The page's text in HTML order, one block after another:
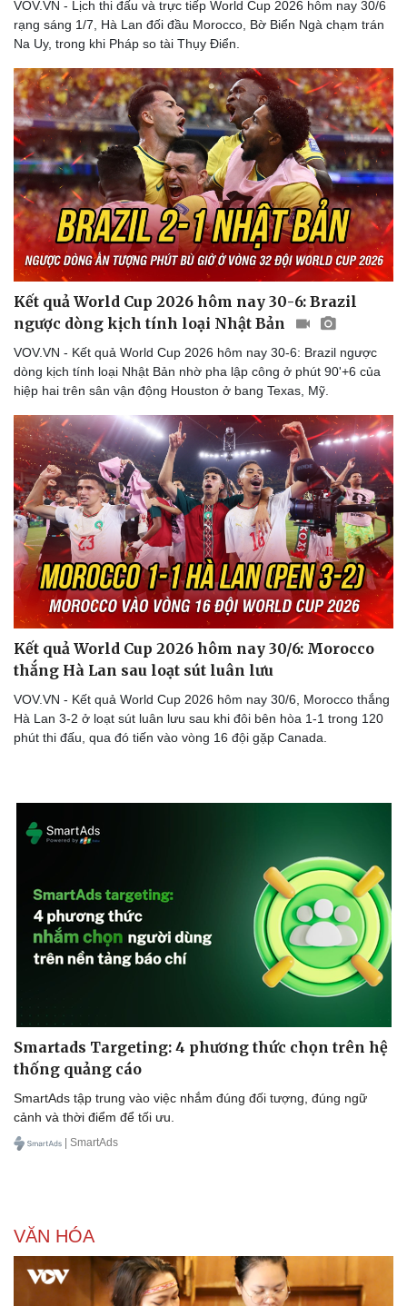
Doanh nghiệp
Thông tin doanh nghiệp
Doanh nghiệp 24h
Doanh nhân
Vì cộng đồng
Công nghệ
Sành điệu
Tin Công nghệ
Trải nghiệm
Chuyển đổi số
VOV.VN - Lịch thi đấu và trực tiếp World Cup 2026 hôm nay 30/6
rạng sáng 1/7, Hà Lan đối đầu Morocco, Bờ Biển Ngà chạm trán
Na Uy, trong khi Pháp so tài Thụy Điển.
Kết quả World Cup 2026 hôm nay 30-6: Brazil
ngược dòng kịch tính loại Nhật Bản
VOV.VN - Kết quả World Cup 2026 hôm nay 30-6: Brazil ngược
dòng kịch tính loại Nhật Bản nhờ pha lập công ở phút 90'+6 của
hiệp hai trên sân vận động Houston ở bang Texas, Mỹ.
Kết quả World Cup 2026 hôm nay 30/6: Morocco
thắng Hà Lan sau loạt sút luân lưu
VOV.VN - Kết quả World Cup 2026 hôm nay 30/6, Morocco thắng
Hà Lan 3-2 ở loạt sút luân lưu sau khi đôi bên hòa 1-1 trong 120
phút thi đấu, qua đó tiến vào vòng 16 đội gặp Canada.
Smartads Targeting: 4 phương thức chọn trên hệ
thống quảng cáo
SmartAds tập trung vào việc nhắm đúng đối tượng, đúng ngữ
cảnh và thời điểm để tối ưu.
| SmartAds
VĂN HÓA